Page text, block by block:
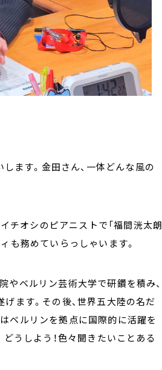
ます。金田さん、一体どんな風の
チオシのピアニストで「福間洸太朗
も務めていらっしゃいます。
やベルリン芸術大学で研鑽を積み、
ます。その後、世界五大陸の名だ
ベルリンを拠点に国際的に活躍を
うしよう！色々聞きたいことある